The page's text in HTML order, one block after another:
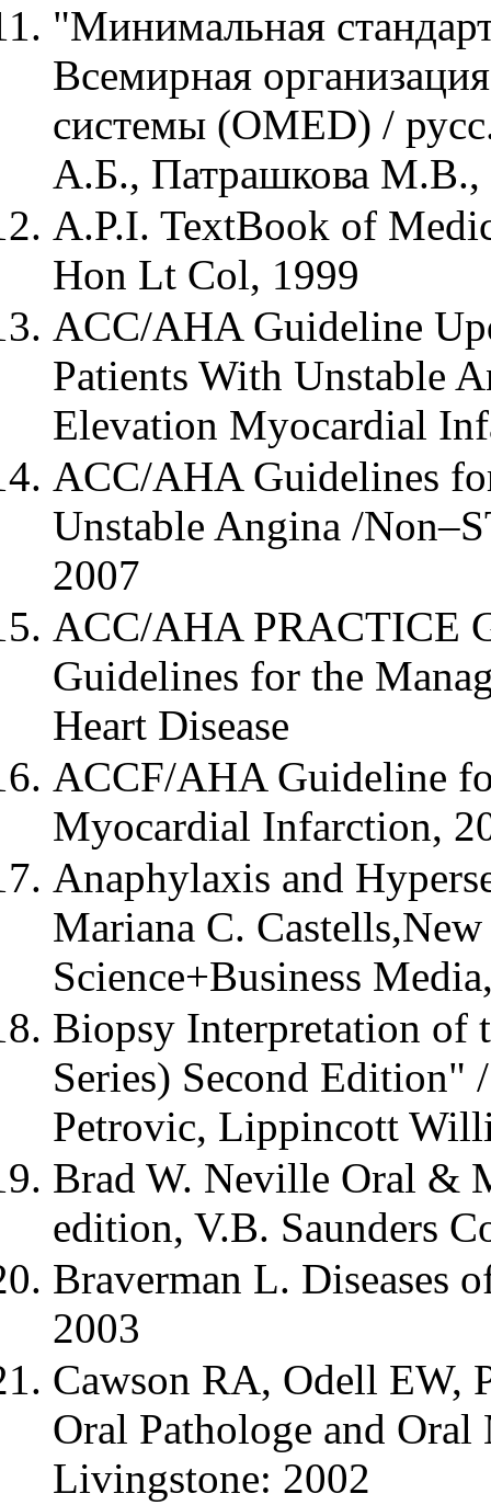
"Минимальная
Всемирная
системы (OMED) /
А.Б., Патрашкова М.В.,
A.P.I. TextBook of
Hon Lt Col, 1999
ACC/AHA Guideline
Patients With Unstable
Elevation Myocardial
ACC/AHA Guidelines
Unstable Angina /
2007
ACC/AHA PRACTICE
Guidelines for the
Heart Disease
ACCF/AHA Guideline
Myocardial Infarction,
Anaphylaxis and
Mariana C.
Science+Business
Biopsy Interpretation of
Series) Second Edition"
Petrovic, Lippincott
Brad W. Neville Oral &
edition, V.B. Saunders
Braverman L. Diseases
2003
Cawson RA, Odell EW,
Oral Pathologe and
Livingstone: 2002